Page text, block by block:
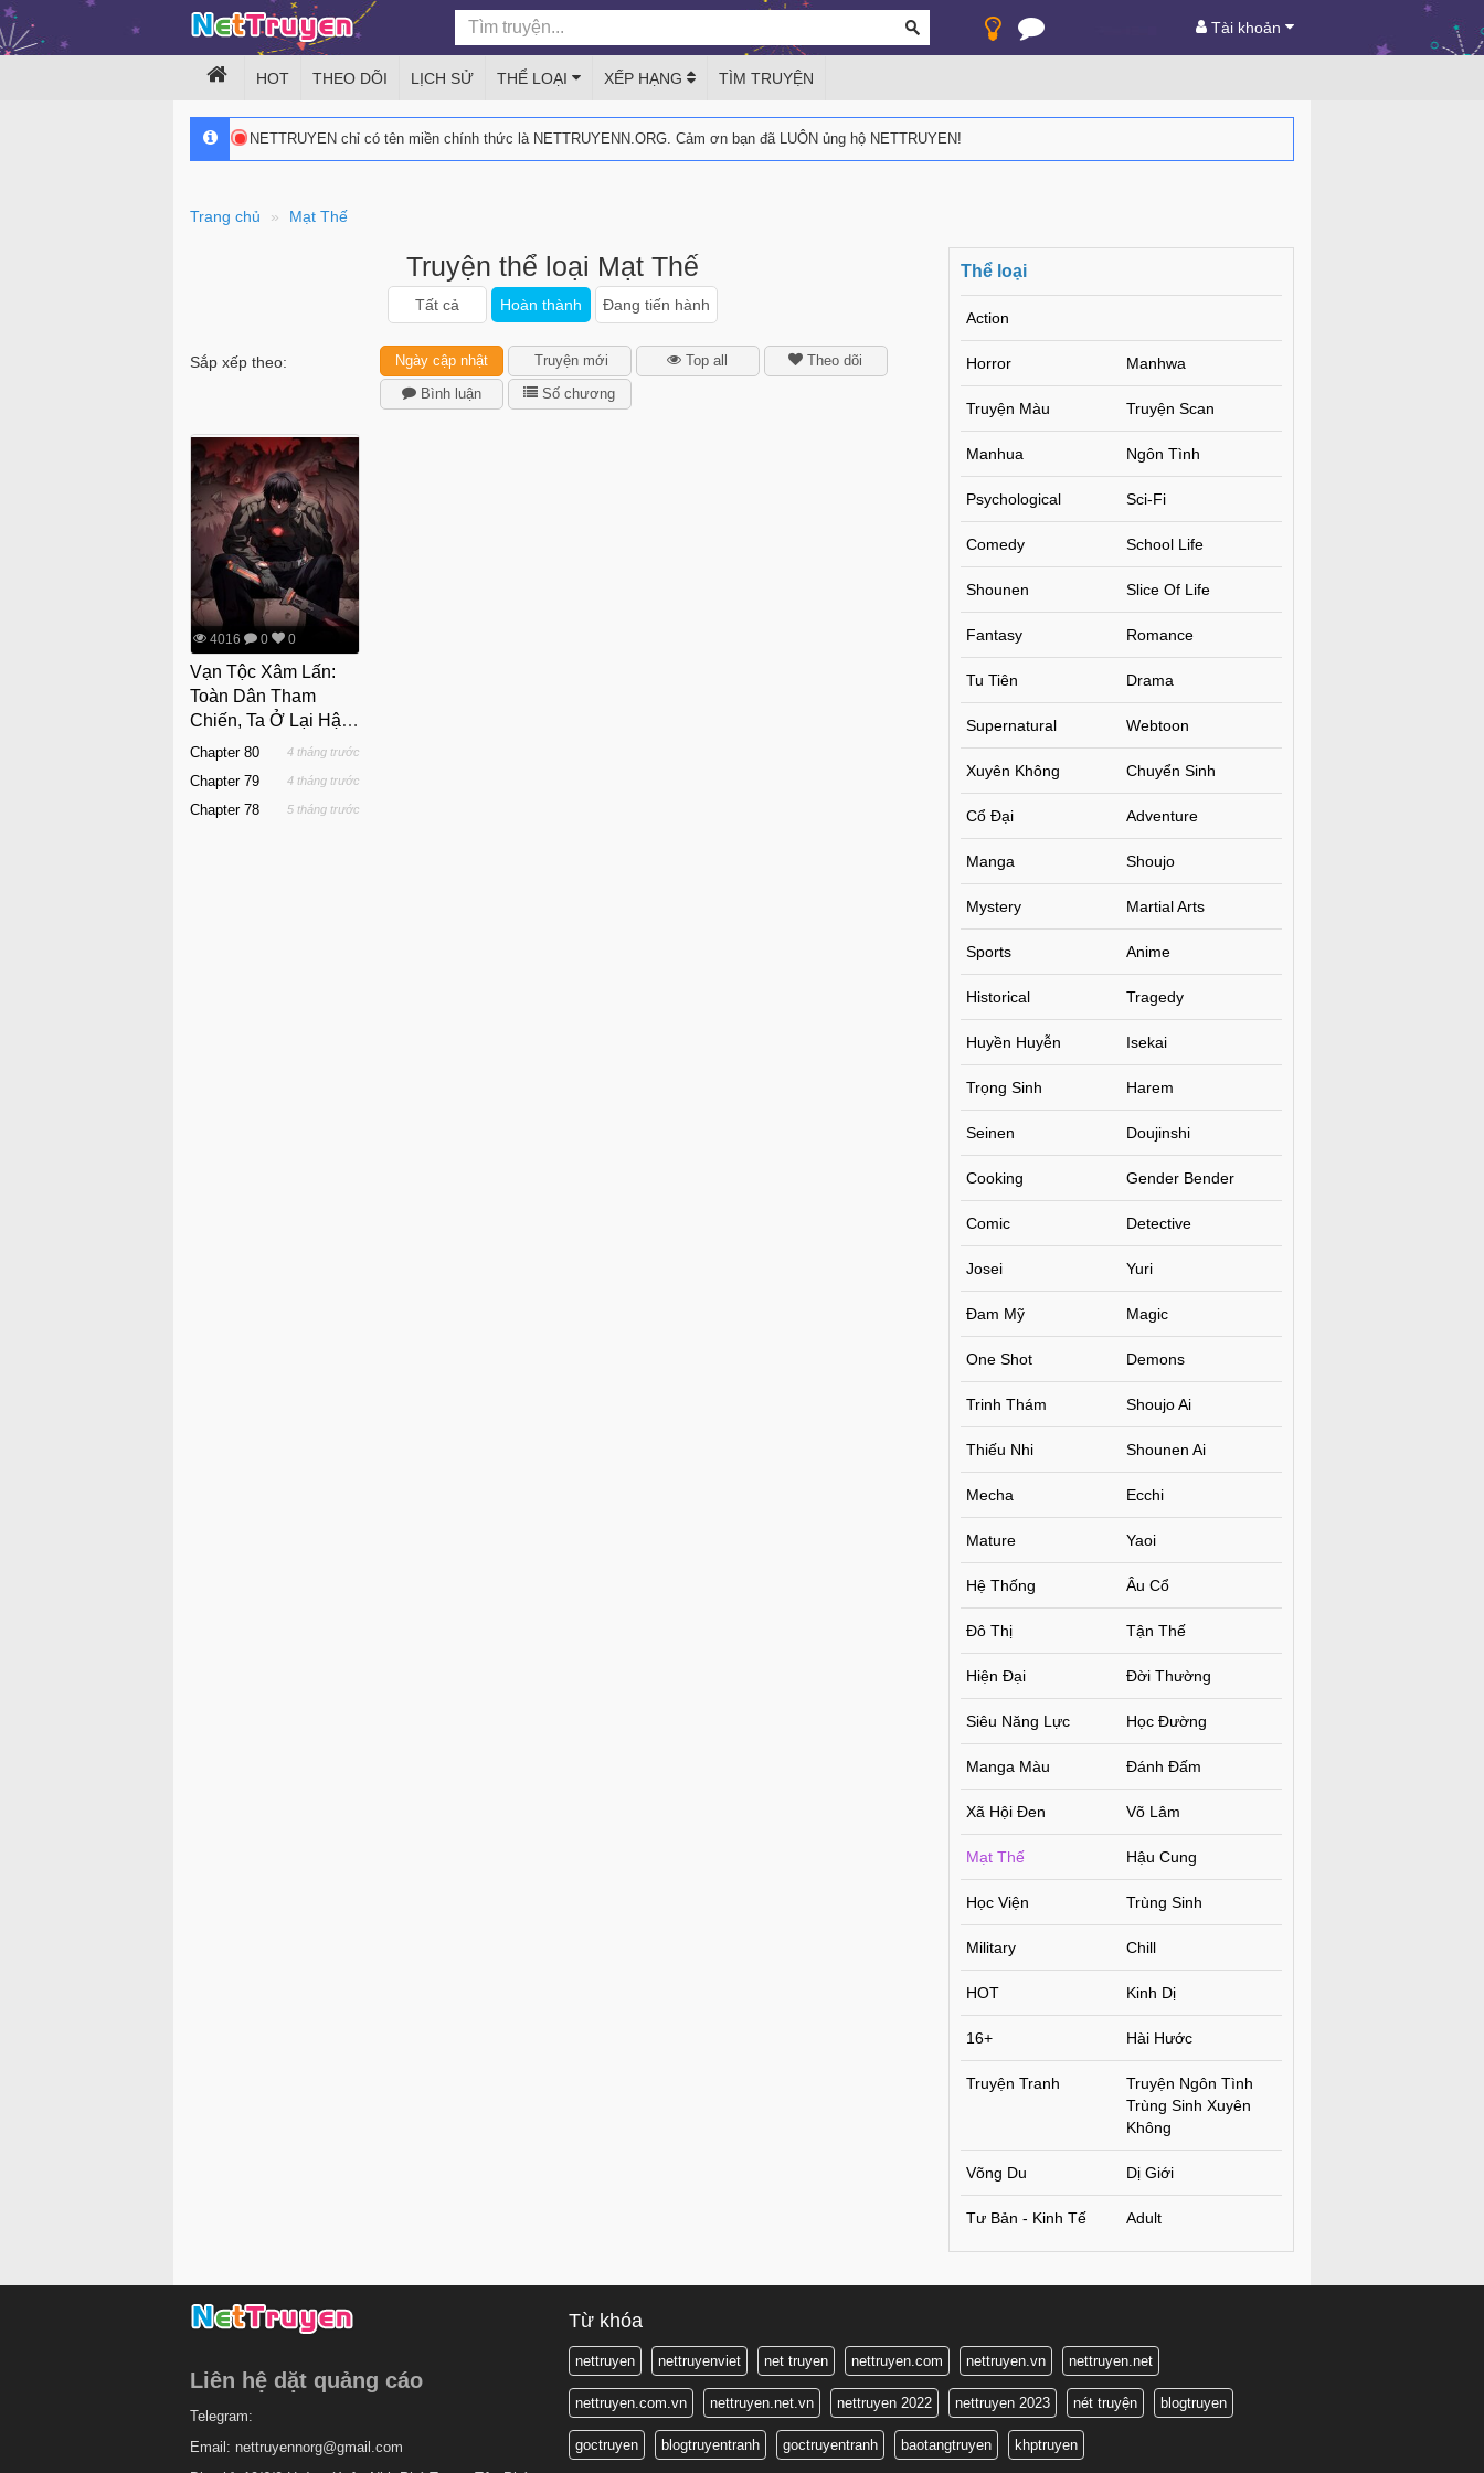
Tài khoản
HOT THEO DÕI LỊCH SỬ THỂ LOẠI XẾP HẠNG TÌM TRUYỆN
NETTRUYEN chỉ có tên miền chính thức là NETTRUYENN.ORG. Cảm ơn bạn đã LUÔN ủng hộ NETTRUYEN!
Trang chủ Mạt Thế
Truyện thể loại Mạt Thế
Tất cả Hoàn thành Đang tiến hành
Sắp xếp theo: Ngày cập nhật Truyện mới Top all
Theo dõi
Bình luận
Số chương
4016 0 0
Vạn Tộc Xâm Lấn:
Toàn Dân Tham
Chiến, Ta Ở Lại Hậu
Phương
Chapter 80 4 tháng trước
Chapter 79 4 tháng trước
Chapter 78 5 tháng trước
Thể loại
Action
Horror Manhwa
Truyện Màu Truyện Scan
Manhua Ngôn Tình
Psychological Sci-Fi
Comedy School Life
Shounen Slice Of Life
Fantasy Romance
Tu Tiên Drama
Supernatural Webtoon
Xuyên Không Chuyển Sinh
Cổ Đại Adventure
Manga Shoujo
Mystery Martial Arts
Sports Anime
Historical Tragedy
Huyền Huyễn Isekai
Trọng Sinh Harem
Seinen Doujinshi
Cooking Gender Bender
Comic Detective
Josei Yuri
Đam Mỹ Magic
One Shot Demons
Trinh Thám Shoujo Ai
Thiếu Nhi Shounen Ai
Mecha Ecchi
Mature Yaoi
Hệ Thống Âu Cổ
Đô Thị Tận Thế
Hiện Đại Đời Thường
Siêu Năng Lực Học Đường
Manga Màu Đánh Đấm
Xã Hội Đen Võ Lâm
Mạt Thế Hậu Cung
Học Viện Trùng Sinh
Military Chill
HOT Kinh Dị
16+ Hài Hước
Truyện Tranh
Truyện Ngôn Tình
Trùng Sinh Xuyên
Không
Võng Du Dị Giới
Tư Bản - Kinh Tế Adult
Liên hệ dặt quảng cáo
Telegram:
Email: nettruyennorg@gmail.com
Từ khóa
nettruyen nettruyenviet net truyen nettruyen.com nettruyen.vn nettruyen.net
nettruyen.com.vn nettruyen.net.vn nettruyen 2022 nettruyen 2023 nét truyện blogtruyen
goctruyen blogtruyentranh goctruyentranh baotangtruyen khptruyen